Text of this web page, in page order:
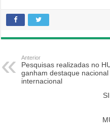
Anterior
Pesquisas realizadas no
ganham destaque nacional
internacional